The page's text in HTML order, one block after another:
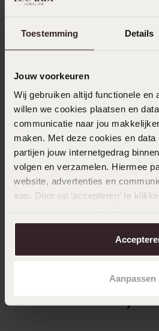
Toestemming Details
Jouw voorkeuren
Wij gebruiken altijd functionele en
willen we cookies plaatsen en
communicatie naar jou
maken. Met deze cookies en data
partijen jouw internetgedrag
volgen en verzamelen. Hiermee
website, advertenties en
aan. Door op ‘accepteren’ te
over in onscookiebeleid.
Aanpassen
Trusted shops
01-01-2025 - Annette N.
Mooi
07-06-2024 - Annette v.
Mooie ketting
Ook leuk voor jou